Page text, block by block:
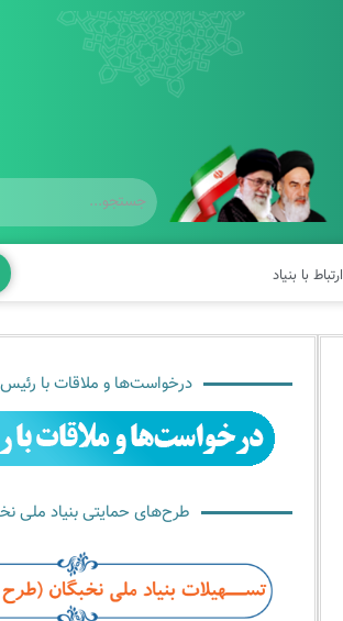
ارتباط با بنیاد
درخواست‌ها و ملاقات با رئیس
طرح‌های حمایتی بنیاد ملی